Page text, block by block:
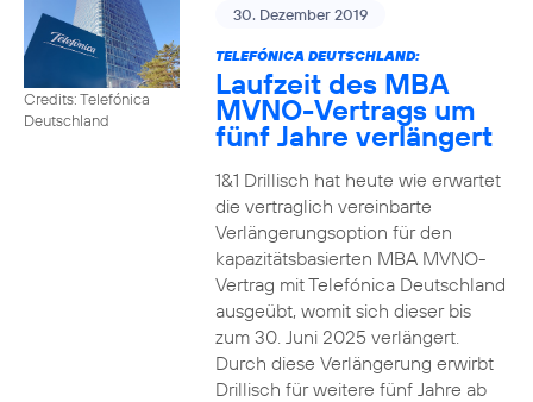
Credits: Telefónica
Deutschland
30. Dezember 2019
TELEFÓNICA DEUTSCHLAND:
Laufzeit des MBA
MVNO-Vertrags um
fünf Jahre verlängert
1&1 Drillisch hat heute wie erwartet
die vertraglich vereinbarte
Verlängerungsoption für den
kapazitätsbasierten MBA MVNO-
Vertrag mit Telefónica Deutschland
ausgeübt, womit sich dieser bis
zum 30. Juni 2025 verlängert.
Durch diese Verlängerung erwirbt
Drillisch für weitere fünf Jahre ab